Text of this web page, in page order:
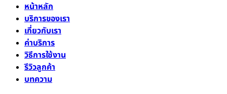
หน้าหลัก
บริการของเรา
เกี่ยวกับเรา
ค่าบริการ
วิธีการใช้งาน
รีวิวลูกค้า
บทความ